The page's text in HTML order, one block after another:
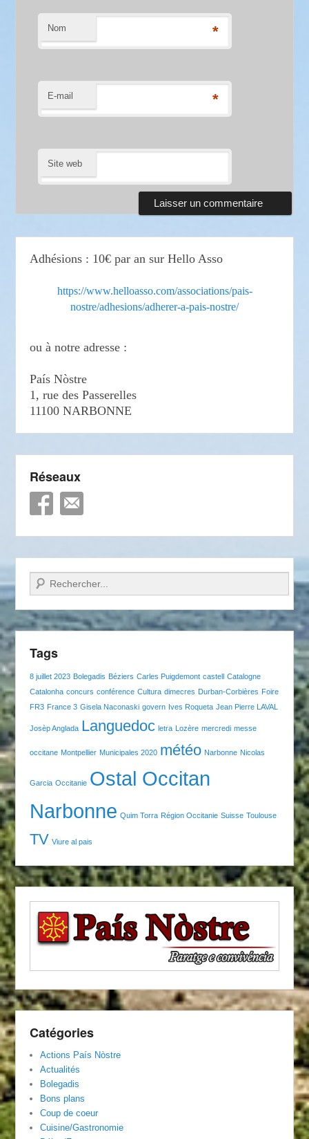
Nom *
E-mail *
Site web
Adhésions : 10€ par an sur Hello Asso
https://www.helloasso.com/associations/pais-
nostre/adhesions/adherer-a-pais-nostre/
ou à notre adresse :
País Nòstre
1, rue des Passerelles
11100 NARBONNE
Réseaux
Recherche
Tags
8 juillet 2023 Bolegadis Béziers Carles Puigdemont castell Catalogne
Catalonha concurs conférence Cultura dimecres Durban-Corbières Foire
FR3 France 3 Gisela Naconaski govern Ives Roqueta Jean Pierre LAVAL
Josèp Anglada Languedoc letra Lozère mercredi messe
occitane Montpellier Municipales 2020 météo Narbonne Nicolas
Garcia Occitanie Ostal Occitan
Narbonne Quim Torra Région Occitanie Suisse Toulouse
TV Viure al pais
Catégories
Actions País Nòstre
Actualités
Bolegadis
Bons plans
Coup de coeur
Cuisine/Gastronomie